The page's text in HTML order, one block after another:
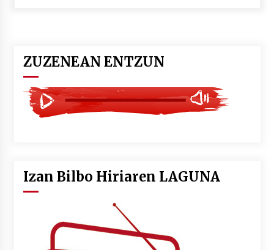
Larunbatean Plentziako Itsas Martxa ospatuko
da
2026/07/07
2026/07/07
Uribitarte40 aretoan
2026/07/03
ZUZENEAN ENTZUN
Izan Bilbo Hiriaren LAGUNA